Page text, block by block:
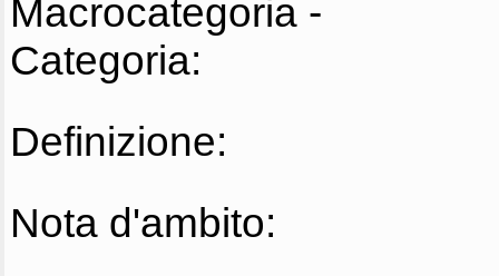
Macrocategoria -
Categoria:
Definizione:
Nota d'ambito: